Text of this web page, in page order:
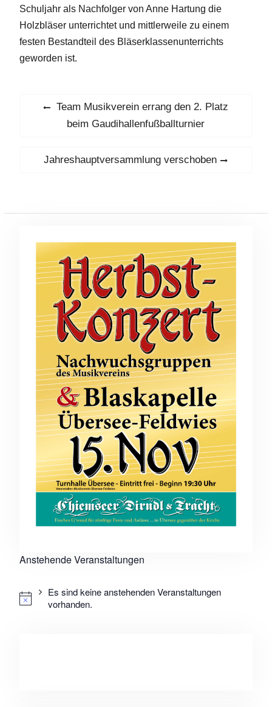
Schuljahr als Nachfolger von Anne Hartung die
Holzbläser unterrichtet und mittlerweile zu einem
festen Bestandteil des Bläserklassenunterrichts
geworden ist.
Beitragsnavigation
Previous
post:
Team Musikverein errang den 2. Platz
beim Gaudihallenfußballturnier
Next
Jahreshauptversammlung verschoben
Anstehende Veranstaltungen
Es sind keine anstehenden Veranstaltungen
vorhanden.